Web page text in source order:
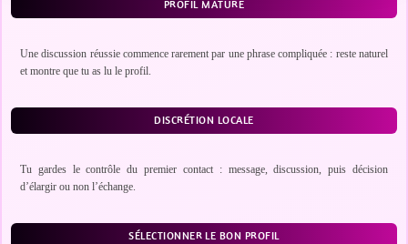
PROFIL MATURE
Une discussion réussie commence rarement par une phrase compliquée : reste naturel
et montre que tu as lu le profil.
DISCRÉTION LOCALE
Tu gardes le contrôle du premier contact : message, discussion, puis décision
d’élargir ou non l’échange.
SÉLECTIONNER LE BON PROFIL